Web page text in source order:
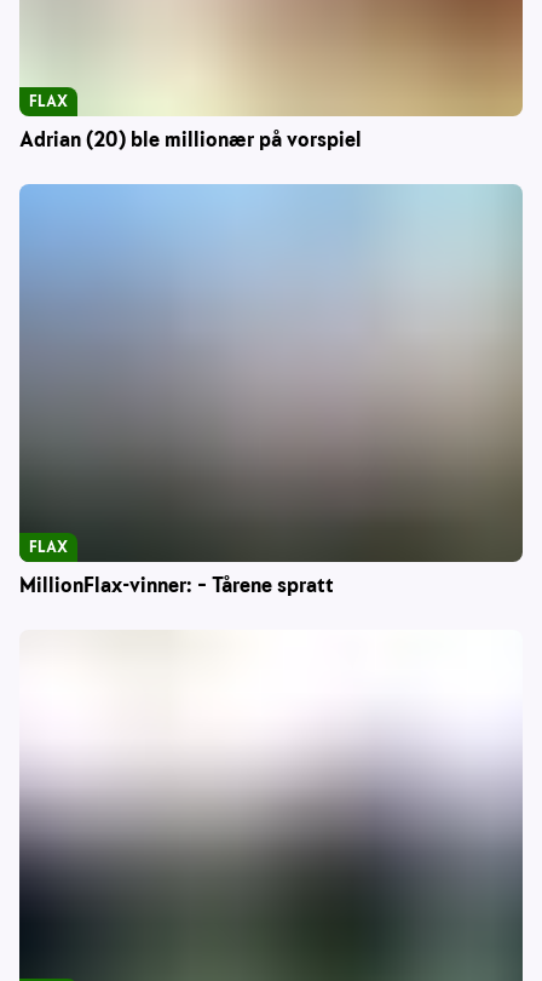
Adrian (20) ble millionær på vorspiel
FLAX
MillionFlax-vinner: – Tårene spratt
FLAX